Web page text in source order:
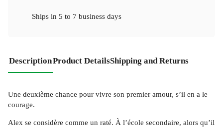
Ships in 5 to 7 business days
DescriptionProduct DetailsShipping and Returns
Une deuxième chance pour vivre son premier amour, s’il en a le
courage.
Alex se considère comme un raté. À l’école secondaire, alors qu’il